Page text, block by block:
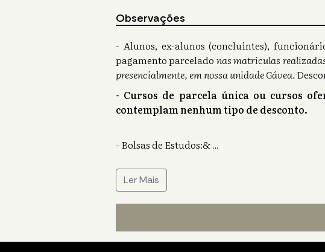
Observações
- Alunos, ex-alunos (concluintes),
pagamento parcelado nas matriculas
presencialmente, em nossa unidade Gávea.
- Cursos de parcela única ou cursos
contemplam nenhum tipo de desconto.
- Bolsas de Estudos:&...
Ler Mais